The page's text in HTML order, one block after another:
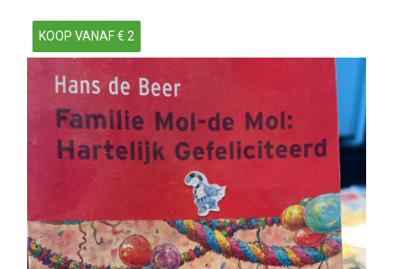
KOOP VANAF € 2